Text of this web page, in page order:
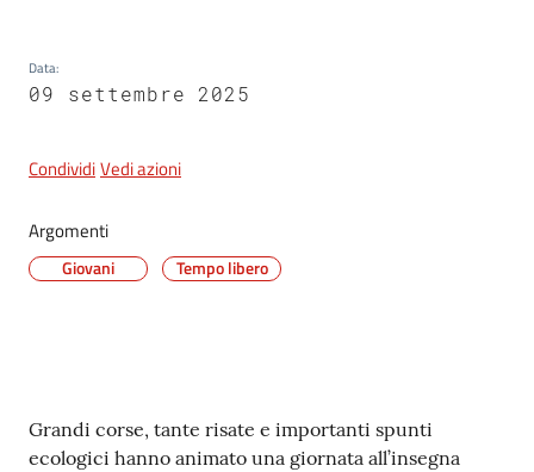
Tutti
gli
Data:
09 settembre 2025
CondividiVedi azioni
Argomenti
Giovani Tempo libero
Contenuto
Grandi corse, tante risate e importanti spunti
ecologici hanno animato una giornata all’insegna